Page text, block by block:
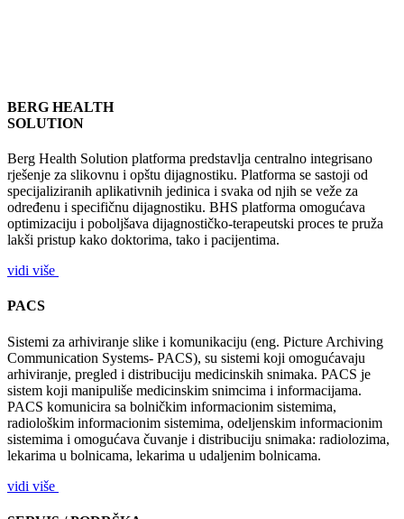
BERG HEALTH
SOLUTION
Berg Health Solution platforma predstavlja centralno integrisano
rješenje za slikovnu i opštu dijagnostiku. Platforma se sastoji od
specijaliziranih aplikativnih jedinica i svaka od njih se veže za
određenu i specifičnu dijagnostiku. BHS platforma omogućava
optimizaciju i poboljšava dijagnostičko-terapeutski proces te pruža
lakši pristup kako doktorima, tako i pacijentima.
vidi više
PACS
Sistemi za arhiviranje slike i komunikaciju (eng. Picture Archiving
Communication Systems- PACS), su sistemi koji omogućavaju
arhiviranje, pregled i distribuciju medicinskih snimaka. PACS je
sistem koji manipuliše medicinskim snimcima i informacijama.
PACS komunicira sa bolničkim informacionim sistemima,
radiološkim informacionim sistemima, odeljenskim informacionim
sistemima i omogućava čuvanje i distribuciju snimaka: radiolozima,
lekarima u bolnicama, lekarima u udaljenim bolnicama.
vidi više